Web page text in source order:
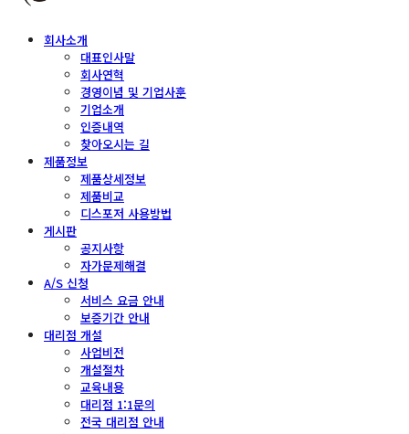
회사소개
대표인사말
회사연혁
경영이념 및 기업사훈
기업소개
인증내역
찾아오시는 길
제품정보
제품상세정보
제품비교
디스포저 사용방법
게시판
공지사항
자가문제해결
A/S 신청
서비스 요금 안내
보증기간 안내
대리점 개설
사업비전
개설절차
교육내용
대리점 1:1문의
전국 대리점 안내